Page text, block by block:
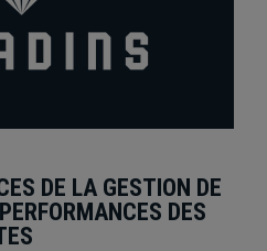
DE LA GESTION DE
DES